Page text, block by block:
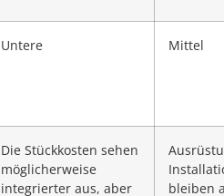
Untere Mittel
Die Stückkosten sehen
möglicherweise
integrierter aus, aber
bleiben